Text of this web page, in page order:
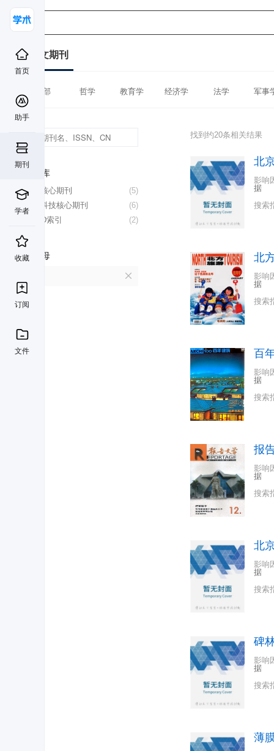
首页
助手
期刊
学者
收藏
订阅
文件
中文期刊
全部 哲学 教育学 经济学 法学 军事
数据库
(5)
北大核心期刊
(6)
中国科技核心期刊
(2)
CSCD索引
首字母
找到约20条相关结果
北
影响
据
搜索
北
影响
据
搜索
百
影响
据
搜索
报
影响
据
搜索
北
影响
据
搜索
碑
影响
据
搜索
薄